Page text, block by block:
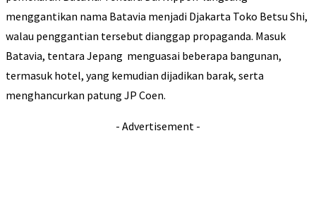
menggantikan nama Batavia menjadi Djakarta Toko Betsu Shi,
walau penggantian tersebut dianggap propaganda. Masuk
Batavia, tentara Jepang menguasai beberapa bangunan,
termasuk hotel, yang kemudian dijadikan barak, serta
menghancurkan patung JP Coen.
- Advertisement -